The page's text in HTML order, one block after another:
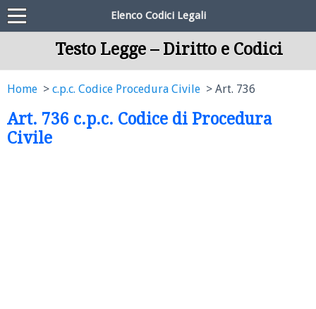
Elenco Codici Legali
Testo Legge – Diritto e Codici
Home c.p.c. Codice Procedura Civile Art. 736
Art. 736 c.p.c. Codice di Procedura
Civile